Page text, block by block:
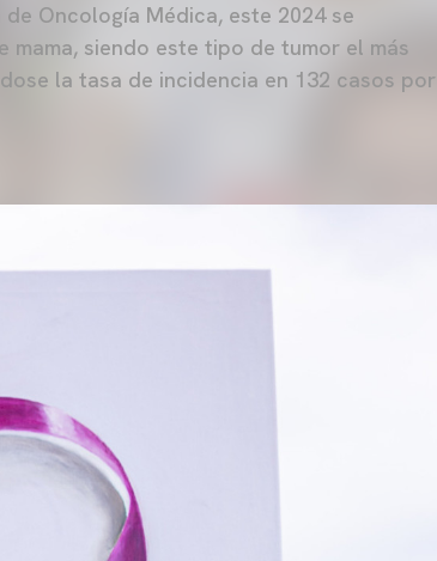
Oncología Médica, este 2024 se
mama, siendo este tipo de tumor el más
la tasa de incidencia en 132 casos por